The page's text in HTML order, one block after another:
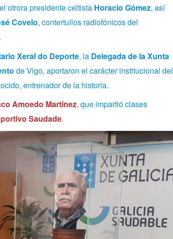
otrora presidente celtista Horacio Gómez, así
Covelo, contertulios radiofónicos del
Xeral do Deporte, la Delegada de la Xunta
de Vigo, aportaron el carácter institucional del
entrenador de la historia.
Amoedo Martínez, que impartió clases
Saudade.